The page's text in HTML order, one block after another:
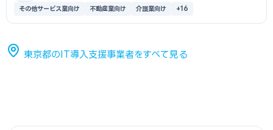
その他サービス業向け 不動産業向け 介護業向け +16
東京都のIT導入支援事業者をすべて見る